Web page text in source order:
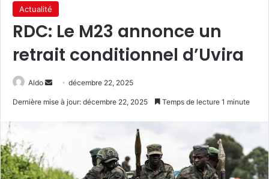
Actualité
RDC: Le M23 annonce un
retrait conditionnel d’Uvira
Aldo
Envoyerdécembre 22, 2025
Dernière mise à jour: décembre 22, 2025 Temps de lecture 1 minute